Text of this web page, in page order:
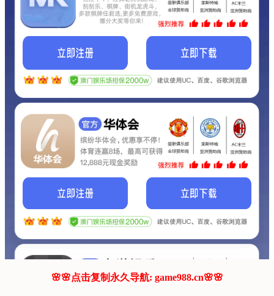
我们即将上线啦...
我们的网站正在建设.
它将是非常棒的网站.
联系我们!